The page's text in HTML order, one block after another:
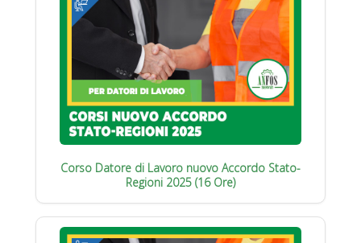
Corso Datore di Lavoro nuovo Accordo Stato-
Regioni 2025 (16 Ore)